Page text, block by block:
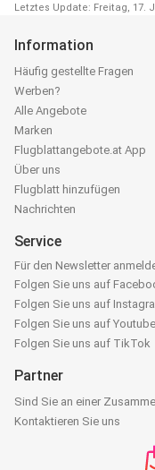
Letztes Update: Freitag, 17.
Information
Häufig gestellte Fragen
Werben?
Alle Angebote
Marken
Flugblattangebote.at App
Über uns
Flugblatt hinzufügen
Nachrichten
Service
Für den Newsletter
Folgen Sie uns auf
Folgen Sie uns auf
Folgen Sie uns auf Youtube
Folgen Sie uns auf TikTok
Partner
Sind Sie an einer
Kontaktieren Sie uns